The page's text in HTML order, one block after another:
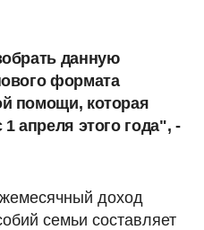
данную
формата
помощи, которая
апреля этого года", -
доход
семьи составляет